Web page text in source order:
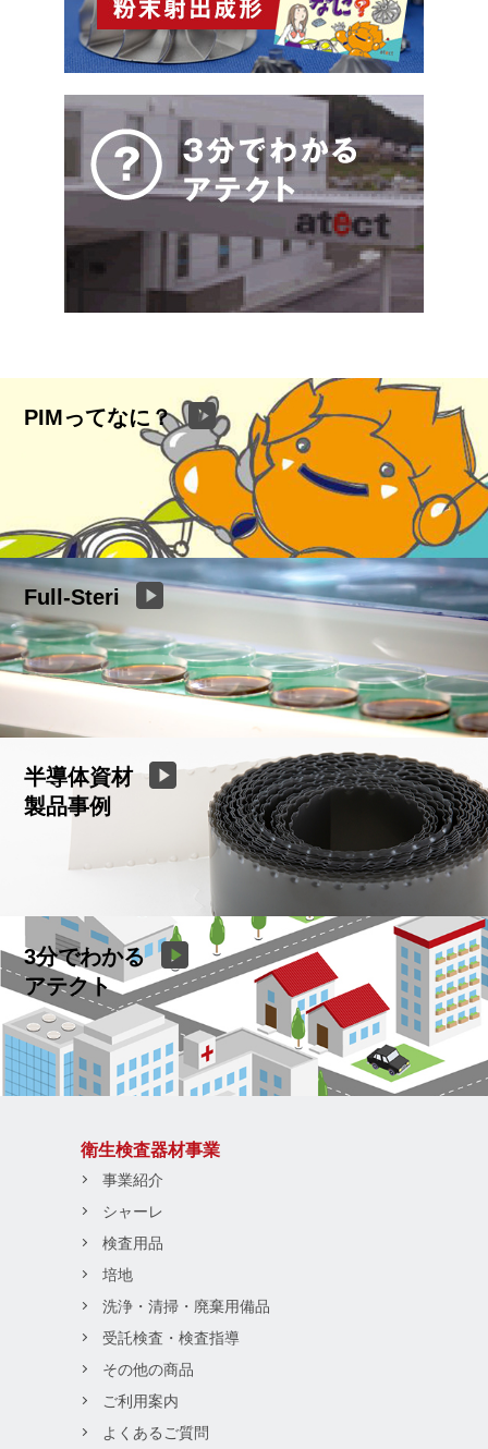
PIMってなに？
Full-Steri
半導体資材
製品事例
3分でわかる
アテクト
衛生検査器材事業
事業紹介
シャーレ
検査用品
培地
洗浄・清掃・廃棄用備品
受託検査・検査指導
その他の商品
ご利用案内
よくあるご質問